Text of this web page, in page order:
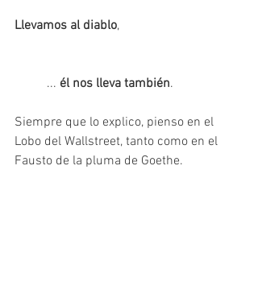
Llevamos al diablo,
	...
él nos lleva también.
Siempre que lo explico, pienso en el
Lobo del Wallstreet, tanto como en el
Fausto de la pluma de Goethe.